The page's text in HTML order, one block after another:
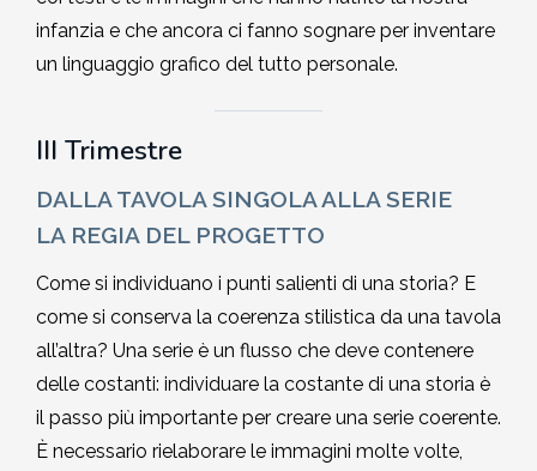
infanzia e che ancora ci fanno sognare per inventare
un linguaggio grafico del tutto personale.
III Trimestre
DALLA TAVOLA SINGOLA ALLA SERIE
LA REGIA DEL PROGETTO
Come si individuano i punti salienti di una storia? E
come si conserva la coerenza stilistica da una tavola
all’altra? Una serie è un flusso che deve contenere
delle costanti: individuare la costante di una storia è
il passo più importante per creare una serie coerente.
È necessario rielaborare le immagini molte volte,